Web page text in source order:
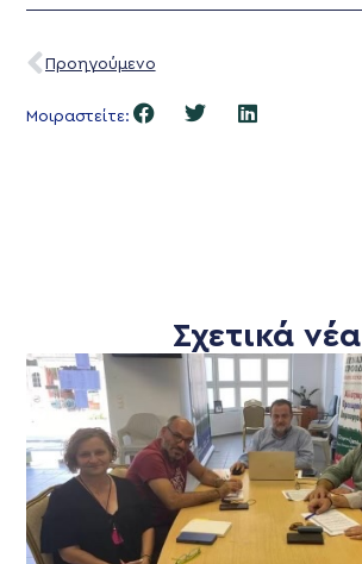
Προηγούμενο
Μοιραστείτε:
Σχετικά νέα